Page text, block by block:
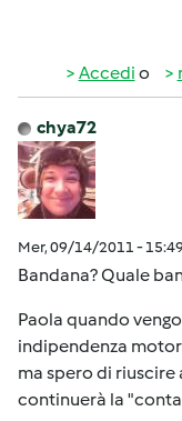
Accedi o
chya72
Mer, 09/14/2011 - 15:49
Bandana? Quale
Paola quando
indipendenza
ma spero di riuscire
continuerà la